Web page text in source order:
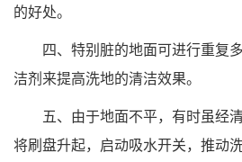
的好处。
四、特别脏的地面可进行重复
洁剂来提高洗地的清洁效果。
五、由于地面不平，有时虽经
将刷盘升起，启动吸水开关，推动